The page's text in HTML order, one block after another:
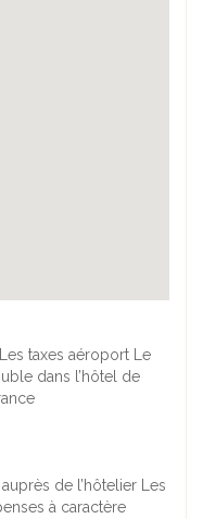
taxes aéroport Le
dans l’hôtel de
de l’hôtelier Les
à caractère